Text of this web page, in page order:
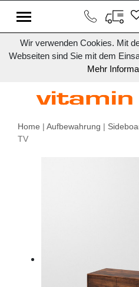
Wir verwenden Cookies. Mit
Webseiten sind Sie mit dem
Mehr
Home | Aufbewahrung |
TV